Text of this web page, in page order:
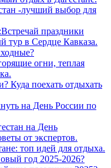
-лучший выбор для
праздники
тур в Сердце Кавказа.
огни, теплая
Куда поехать отдыхать
на День России по
на День
от экспертов.
топ идей для отдыха.
год 2025-2026?